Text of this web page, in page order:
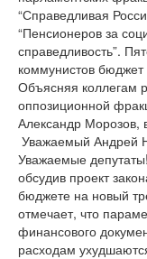
“Справедливая
“Пенсионеров за
справедливость”.
коммунистов
Объясняя коллегам
оппозиционной
Александр Морозов,
Уважаемый Андрей
Уважаемые
обсудив проект
бюджете на новый
отмечает, что
финансового
расходам